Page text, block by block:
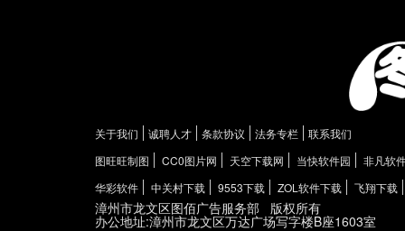
关于我们 诚聘人才 条款协议 法务专栏
联系我们
图旺旺制图
CC0图片网 天空下载网 当快软件园
非凡软
华彩软件
中关村下载 9553下载 ZOL软件下载 飞翔下载
漳州市龙文区图佰广告服务部 版权所有
办公地址:漳州市龙文区万达广场写字楼B座1603室